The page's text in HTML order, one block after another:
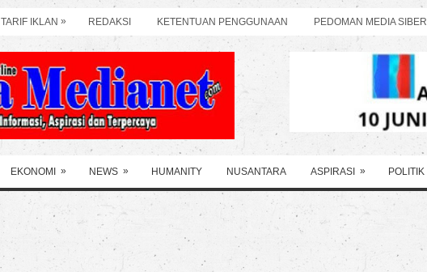
TARIF IKLAN » REDAKSI KETENTUAN PENGGUNAAN PEDOMAN MEDIA SIBER
EKONOMI » NEWS » HUMANITY NUSANTARA ASPIRASI » POLITIK